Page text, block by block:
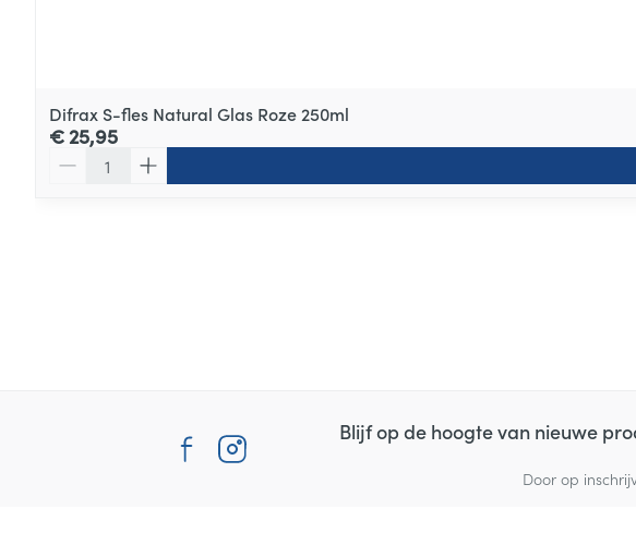
Difrax S-fles Natural Glas Roze 250ml
€ 25,95
Blijf op de hoogte van nieuwe
Door op